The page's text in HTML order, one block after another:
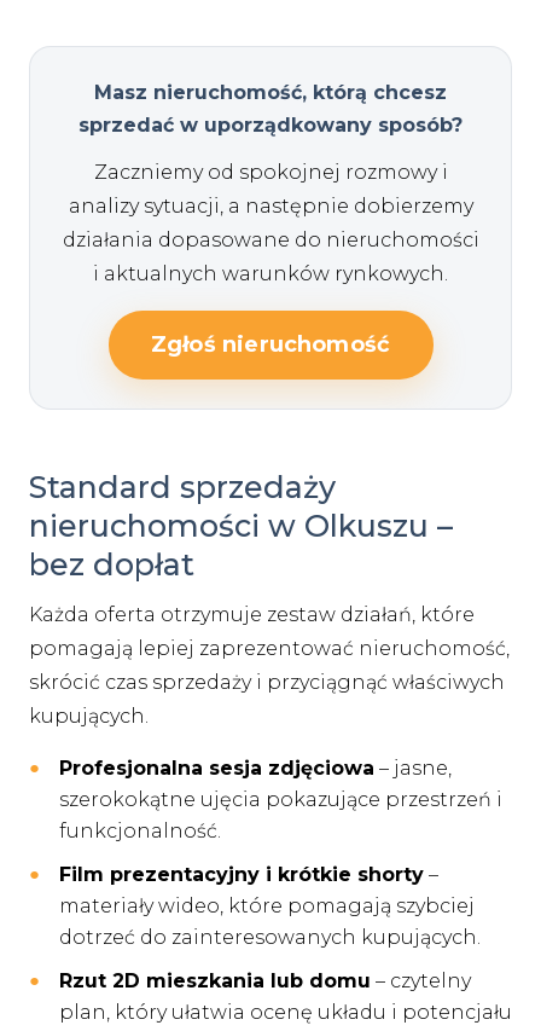
Masz nieruchomość, którą chcesz
sprzedać w uporządkowany sposób?
Zaczniemy od spokojnej rozmowy i
analizy sytuacji, a następnie dobierzemy
działania dopasowane do nieruchomości
i aktualnych warunków rynkowych.
Zgłoś nieruchomość
Standard sprzedaży
nieruchomości w Olkuszu –
bez dopłat
Każda oferta otrzymuje zestaw działań, które
pomagają lepiej zaprezentować nieruchomość,
skrócić czas sprzedaży i przyciągnąć właściwych
kupujących.
Profesjonalna sesja zdjęciowa – jasne,
szerokokątne ujęcia pokazujące przestrzeń i
funkcjonalność.
Film prezentacyjny i krótkie shorty –
materiały wideo, które pomagają szybciej
dotrzeć do zainteresowanych kupujących.
Rzut 2D mieszkania lub domu – czytelny
plan, który ułatwia ocenę układu i potencjału